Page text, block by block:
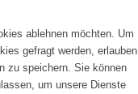
ablehnen möchten. Um
gefragt werden, erlauben
zu speichern. Sie können
um unsere Dienste